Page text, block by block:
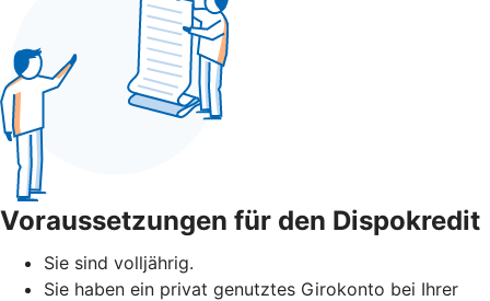
Voraussetzungen für den Dispokredit
Sie sind volljährig.
Sie haben ein privat genutztes Girokonto bei Ihrer